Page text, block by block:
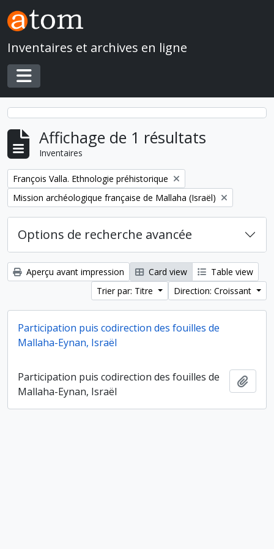
Skip to main content
Inventaires et archives en ligne
Toggle navigation
Affichage de 1 résultats
Inventaires
Remove filter:
François Valla. Ethnologie préhistorique
Remove filter:
Mission archéologique française de Mallaha (Israël)
Options de recherche avancée
Aperçu avant impression Card view
Table view
Trier par: Titre
Direction: Croissant
Participation puis codirection des fouilles de
Mallaha-Eynan, Israël
Participation puis codirection des fouilles de
Mallaha-Eynan, Israël